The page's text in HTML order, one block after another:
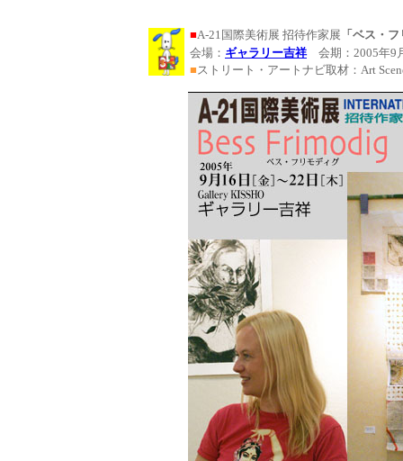
■A-21国際美術展 招待作家展 「ベス・
会場： ギャラリー吉祥会期：2005年9
■ストリート・アートナビ取材：Art